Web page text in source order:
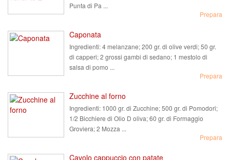
Punta di Pa ...
Prepara
Caponata
Ingredienti:4 melanzane; 200 gr. di olive verdi; 50 gr.
di capperi; 2 grossi gambi di sedano; 1 mestolo di
salsa di pomo ...
Prepara
Zucchine al forno
Ingredienti: 1000 gr. di Zucchine; 500 gr. di Pomodori;
1/2 Bicchiere di Olio D oliva; 60 gr. di Formaggio
Groviera; 2 Mozza ...
Prepara
Cavolo cappuccio con patate